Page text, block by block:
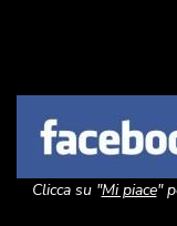
Clicca su "Mi piace"